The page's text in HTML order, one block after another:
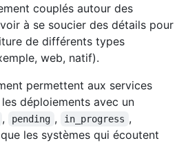
couplés autour des
à se soucier des détails pour
de différents types
web, natif).
permettent aux services
déploiements avec un
, pending , in_progress ,
que les systèmes qui écoutent